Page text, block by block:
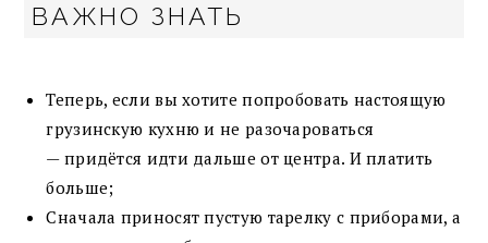
ВАЖНО ЗНАТЬ
Теперь, если вы хотите попробовать настоящую
грузинскую кухню и не разочароваться
— придётся идти дальше от центра. И платить
больше;
Сначала приносят пустую тарелку с приборами, а